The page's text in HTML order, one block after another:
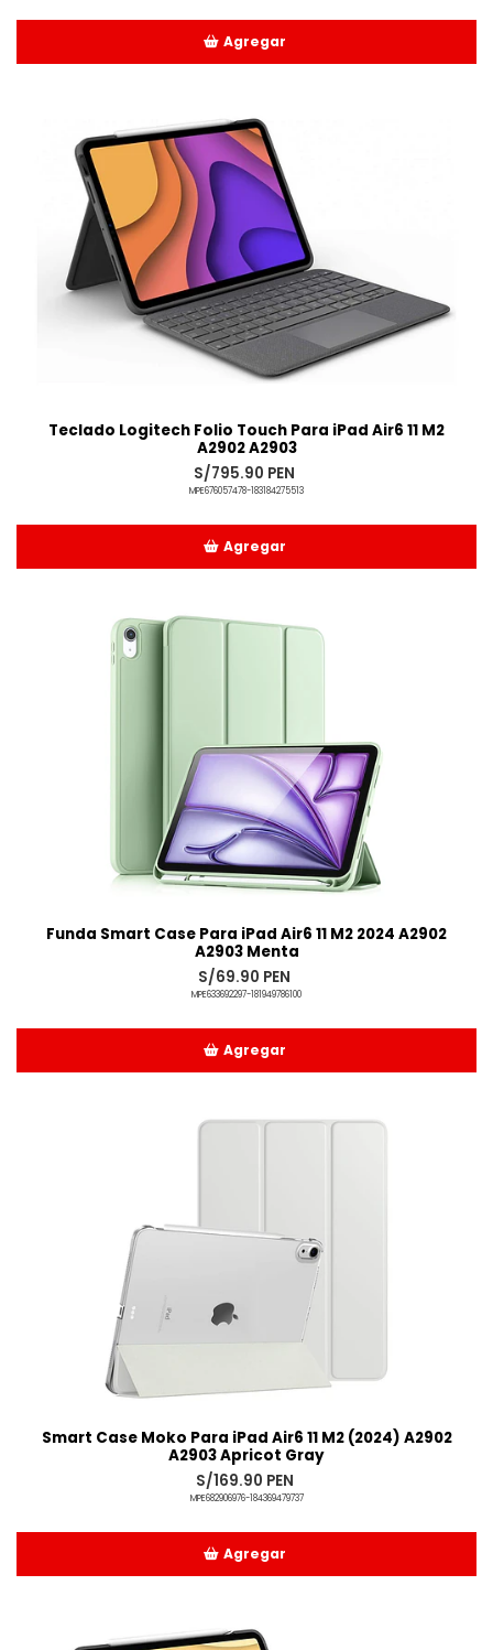
Agregar
Teclado Logitech Folio Touch Para iPad Air6 11 M2
A2902 A2903
S/795.90 PEN
MPE676057478-183184275513
Agregar
Funda Smart Case Para iPad Air6 11 M2 2024 A2902
A2903 Menta
S/69.90 PEN
MPE633692297-181949786100
Agregar
Smart Case Moko Para iPad Air6 11 M2 (2024) A2902
A2903 Apricot Gray
S/169.90 PEN
MPE682906976-184369479737
Agregar